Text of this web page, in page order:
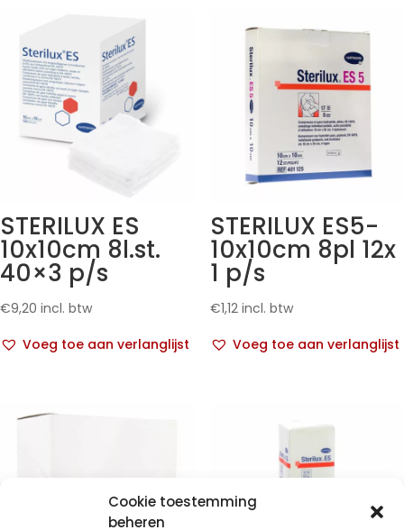
Cookie toestemming
beheren
STERILUX ES
10x10cm 8l.st.
40×3 p/s
€9,20 incl. btw
Voeg toe aan verlanglijst
STERILUX ES5-
10x10cm 8pl 12x
1 p/s
€1,12 incl. btw
Voeg toe aan verlanglijst